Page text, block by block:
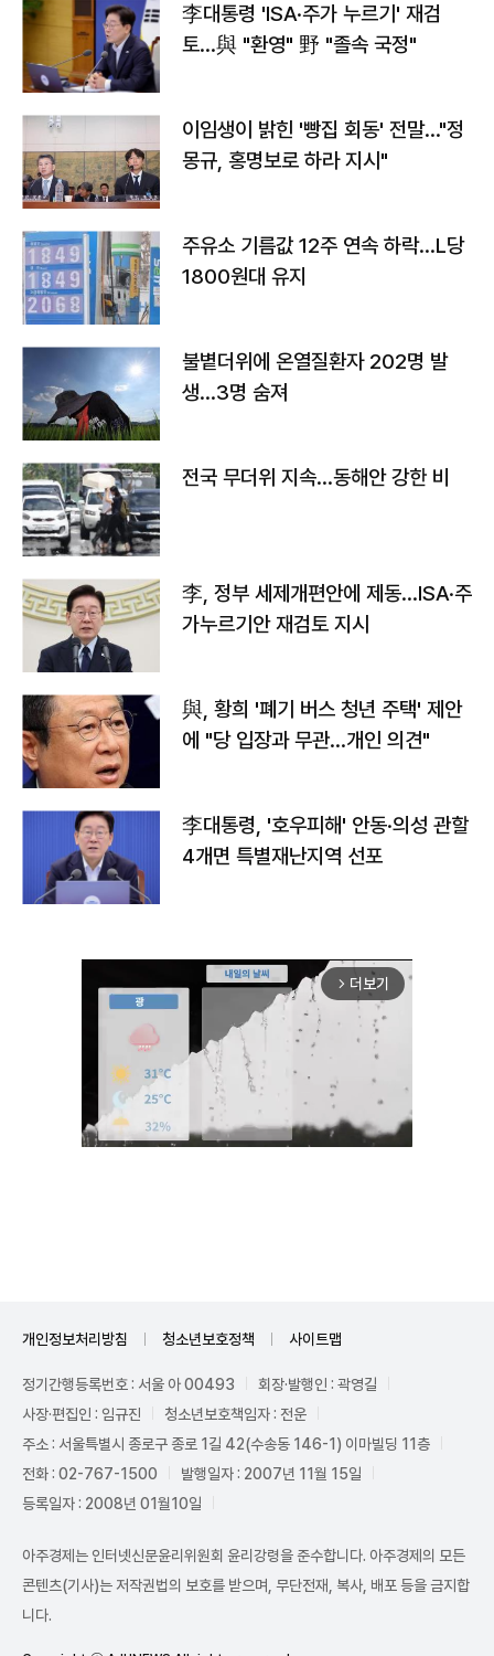
李대통령 'ISA·주가 누르기' 재검
토…與 "환영" 野 "졸속 국정"
이임생이 밝힌 '빵집 회동' 전말…"정
몽규, 홍명보로 하라 지시"
주유소 기름값 12주 연속 하락…L당
1800원대 유지
불볕더위에 온열질환자 202명 발
생…3명 숨져
전국 무더위 지속…동해안 강한 비
李, 정부 세제개편안에 제동…ISA·주
가누르기안 재검토 지시
與, 황희 '폐기 버스 청년 주택' 제안
에 "당 입장과 무관…개인 의견"
李대통령, '호우피해' 안동·의성 관할
4개면 특별재난지역 선포
arrow_forward_ios 더보기
개인정보처리방침 청소년보호정책 사이트맵
정기간행등록번호 : 서울 아 00493
회장·발행인 : 곽영길
사장·편집인 : 임규진
청소년보호책임자 : 전운
주소 : 서울특별시 종로구 종로 1길 42(수송동 146-1) 이마빌딩 11층
전화 : 02-767-1500
발행일자 : 2007년 11월 15일
등록일자 : 2008년 01월10일
아주경제는 인터넷신문윤리위원회 윤리강령을 준수합니다. 아주경제의 모든
콘텐츠(기사)는 저작권법의 보호를 받으며, 무단전재, 복사, 배포 등을 금지합
니다.